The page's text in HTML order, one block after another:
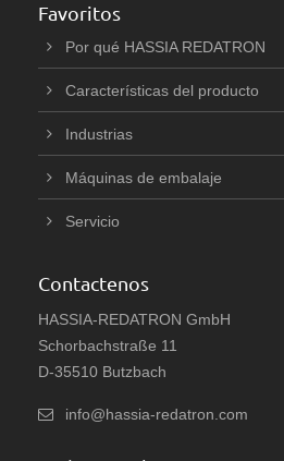
Favoritos
Por qué HASSIA REDATRON
Características del producto
Industrias
Máquinas de embalaje
Servicio
Contactenos
HASSIA-REDATRON GmbH
Schorbachstraße 11
D-35510 Butzbach
info@hassia-redatron.com